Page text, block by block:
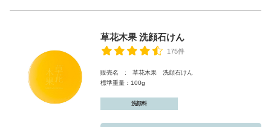
草花木果 洗顔石けん
175件
販売名 : 草花木果 洗顔石けん
標準重量：100g
洗顔料